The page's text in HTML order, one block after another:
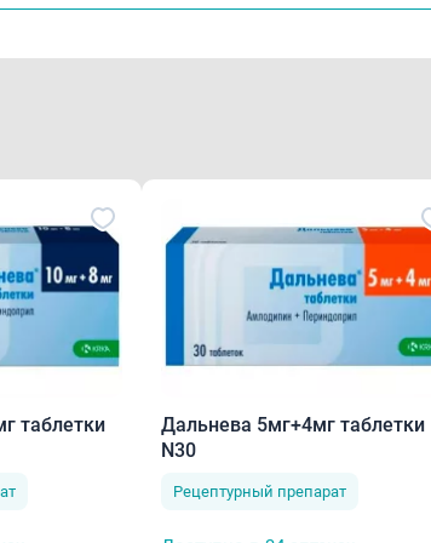
частые нежелательные реакции при
головокружение, головная боль
зрения (включая диплопию), звон в
гипотензия (и симптомы, связанные
частоты и характера стула, диарея,
таблетки
Дальнева 5мг+4мг таблетки
N30
Рецептурный препарат